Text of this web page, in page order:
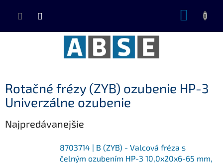
Rotačné frézy (ZYB) ozubenie HP-3
Univerzálne ozubenie
Najpredávanejšie
8703714 | B (ZYB) - Valcová fréza s
čelným ozubením HP-3 10,0x20x6-65 mm,